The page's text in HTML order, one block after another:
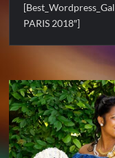
PARIS 2018″]